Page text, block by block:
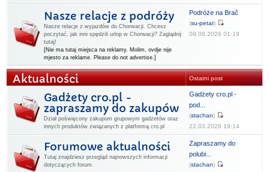
Nasze relacje z podróży
Nasze relacje z wyjazdów do Chorwacji. Chcesz
poczytać, jak inni spędzili urlop w Chorwacji? Zaglądnij
tutaj!
[Nie ma tutaj miejsca na reklamy. Molim, ovdje nije
mjesto za reklame. Please do not advertise.]
Podróże na Brač
(su-petar)
09.08.2026 01:19
Aktualności Ostatni post
Gadżety cro.pl -
zapraszamy do zakupów
Dział poświęcony zakupom grupowym gadżetów oraz
innych produktów związanych z platformą cro.pl
Gadżety cro.pl -
pod...
(stachan)
22.03.2026 19:14
Forumowe aktualności
Tutaj znajdziesz przegląd najnowszych informacji
dotyczących forum.
Zapraszamy do
polubi...
(stachan)